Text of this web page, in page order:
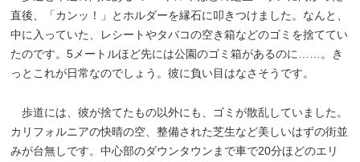
直後、「カンッ！」とホルダーを縁石に叩きつけました。なんと、
中に入っていた、レシートやタバコの空き箱などのゴミを捨ててい
たのです。5メートルほど先には公園のゴミ箱があるのに……。き
っとこれが日常なのでしょう。彼に負い目はなさそうです。
歩道には、彼が捨てたもの以外にも、ゴミが散乱していました。
カリフォルニアの快晴の空、整備された芝生など美しいはずの街並
みが台無しです。中心部のダウンタウンまで車で20分ほどのエリ